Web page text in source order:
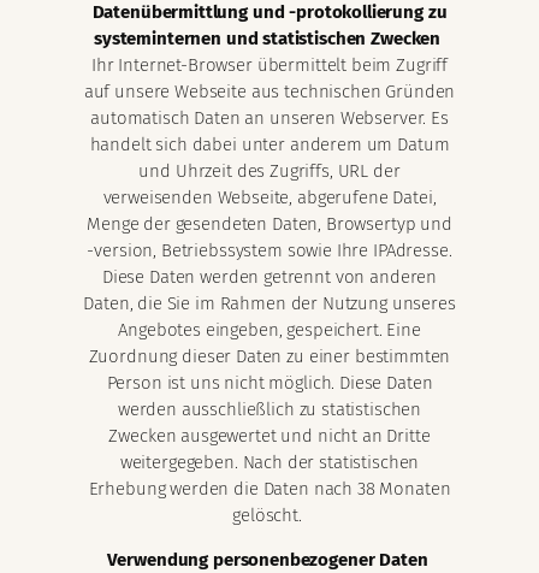
Datenübermittlung und -protokollierung zu
systeminternen und statistischen Zwecken
Ihr Internet-Browser übermittelt beim Zugriff
auf unsere Webseite aus technischen Gründen
automatisch Daten an unseren Webserver. Es
handelt sich dabei unter anderem um Datum
und Uhrzeit des Zugriffs, URL der
verweisenden Webseite, abgerufene Datei,
Menge der gesendeten Daten, Browsertyp und
-version, Betriebssystem sowie Ihre IPAdresse.
Diese Daten werden getrennt von anderen
Daten, die Sie im Rahmen der Nutzung unseres
Angebotes eingeben, gespeichert. Eine
Zuordnung dieser Daten zu einer bestimmten
Person ist uns nicht möglich. Diese Daten
werden ausschließlich zu statistischen
Zwecken ausgewertet und nicht an Dritte
weitergegeben. Nach der statistischen
Erhebung werden die Daten nach 38 Monaten
gelöscht.
Verwendung personenbezogener Daten